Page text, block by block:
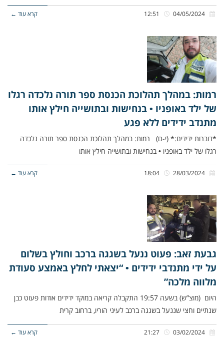
קרא עוד ←
רמות: במהלך תהלוכת הכנסת ספר תורה נלכדה רגלו
של ילד באופניו • בנחישות ובתושייה חילץ אותו
מתנדב ידידים ללא פגע
*דוברות ידידים:* (י-ם) רמות: במהלך תהלוכת הכנסת ספר תורה נלכדה
רגלו של ילד באופניו • בנחישות ובתושייה חילץ אותו
קרא עוד ←
גבעת זאב: פעוט ננעל בשגגה ברכב וחולץ בשלום
על ידי מתנדבי ידידים • “יצאתי לחלץ באמצע סעודת
מלווה מלכה”
היום (מוצ”ש) בשעה 19:57 התקבלה קריאה במוקד ידידים אודות פעוט כבן
שנתיים וחצי שננעל בשגגה ברכב לעיני הוריו, ברחוב קרית
קרא עוד ←